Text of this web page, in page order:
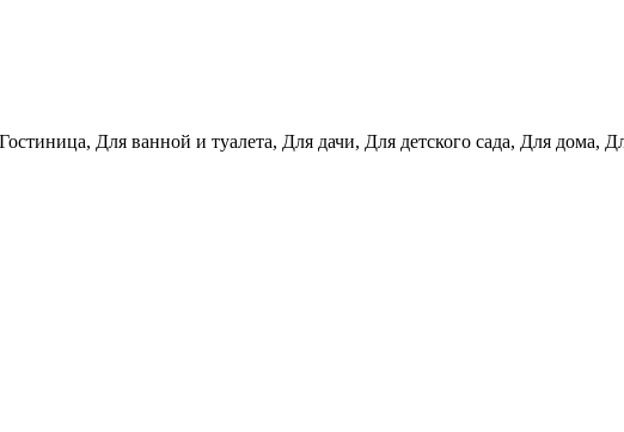
Для ванной и туалета, Для дачи, Для детского сада, Для